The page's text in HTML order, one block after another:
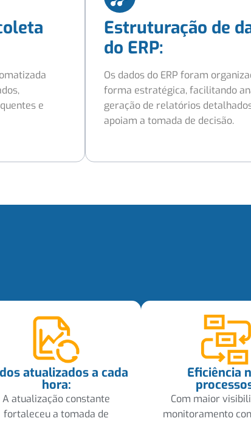
e
Estruturação de
do ERP:
Os dados do ERP foram
forma estratégica, facilitando
geração de relatórios
apoiam a tomada de decisão.
atualizados a cada
hora:
A atualização constante
fortaleceu a tomada de
Eficiência
Com maior
monitoramento